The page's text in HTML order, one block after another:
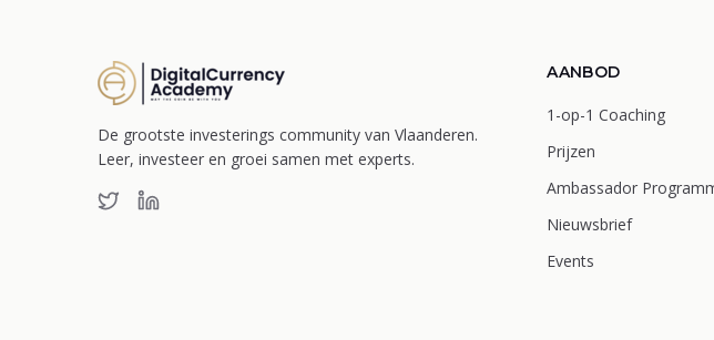
De grootste investerings community van Vlaanderen.
Leer, investeer en groei samen met experts.
AANBOD
1-op-1 Coaching
Prijzen
Ambassador
Nieuwsbrief
Events